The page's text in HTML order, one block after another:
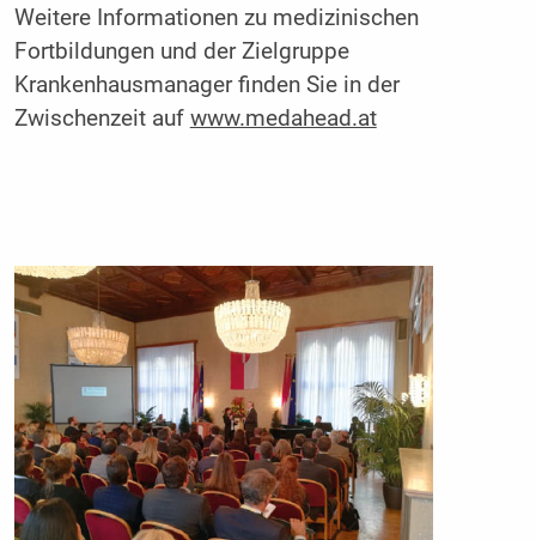
Weitere Informationen zu medizinischen
Fortbildungen und der Zielgruppe
Krankenhausmanager finden Sie in der
Zwischenzeit auf www.medahead.at